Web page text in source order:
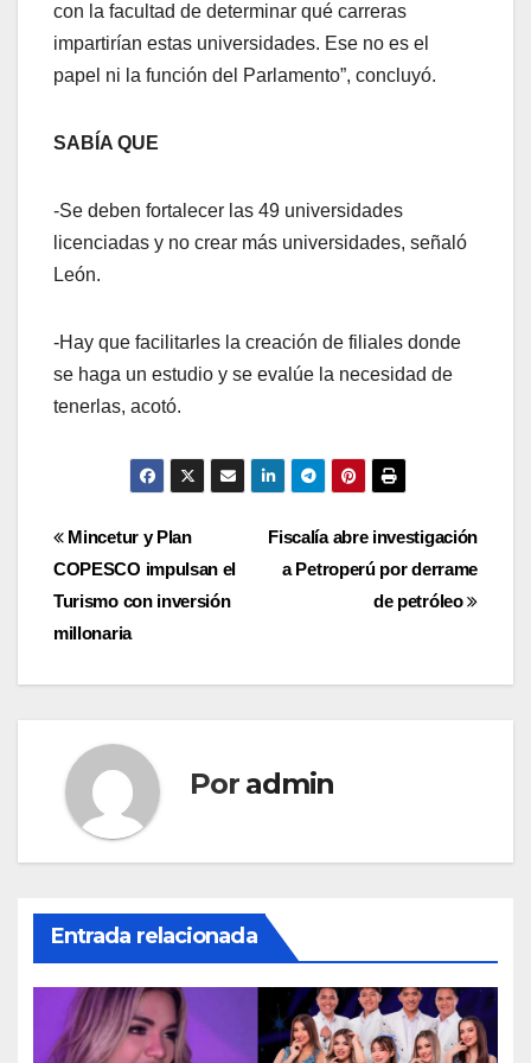
con la facultad de determinar qué carreras
impartirían estas universidades. Ese no es el
papel ni la función del Parlamento”, concluyó.
SABÍA QUE
-Se deben fortalecer las 49 universidades
licenciadas y no crear más universidades, señaló
León.
-Hay que facilitarles la creación de filiales donde
se haga un estudio y se evalúe la necesidad de
tenerlas, acotó.
Navegación
de
entradas
Fiscalía abre investigación
a Petroperú por derrame
de petróleo
Mincetur y Plan
COPESCO impulsan el
Turismo con inversión
millonaria
Por admin
Entrada relacionada